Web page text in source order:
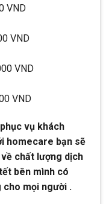
xi măng
VND
tông
VND
sàn
VND
vụ khách
homecare bạn sẽ
chất lượng dịch
bên mình có
cho mọi người .